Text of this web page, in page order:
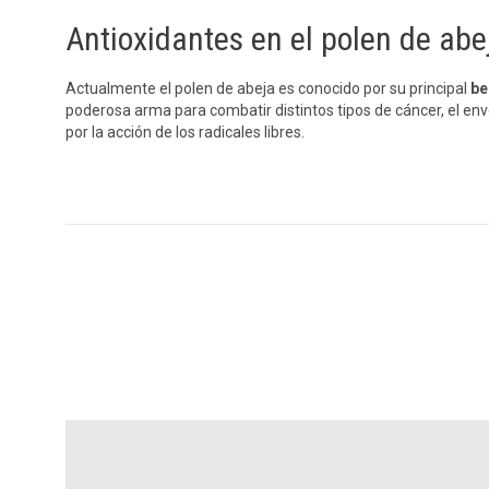
Antioxidantes en el polen de
Actualmente el polen de abeja es conocido por su principal
poderosa arma para combatir distintos tipos de cáncer, el
por la acción de los radicales libres.